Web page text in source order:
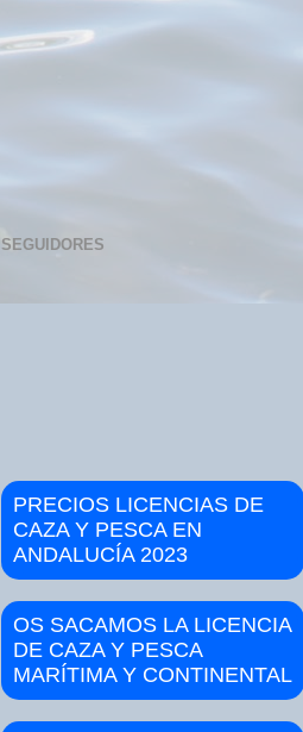
SEGUIDORES
PRECIOS LICENCIAS DE
CAZA Y PESCA EN
ANDALUCÍA 2023
OS SACAMOS LA LICENCIA
DE CAZA Y PESCA
MARÍTIMA Y CONTINENTAL